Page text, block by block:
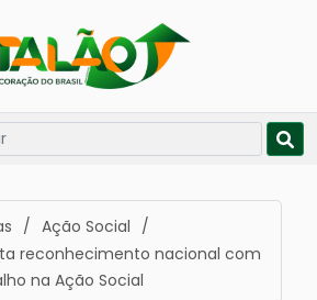
/ Ação Social /
reconhecimento nacional com
na Ação Social